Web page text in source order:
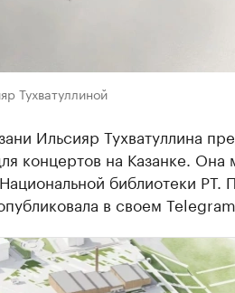
Тухватуллиной
Ильсияр Тухватуллина
концертов на Казанке. Она
библиотеки РТ.
в своем